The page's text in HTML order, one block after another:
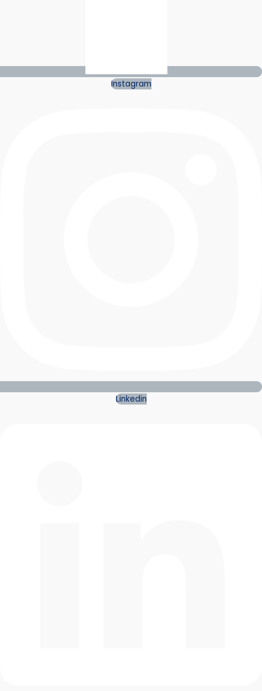
Instagram
Linkedin